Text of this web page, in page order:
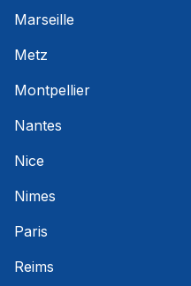
Marseille
Metz
Montpellier
Nantes
Nice
Nimes
Paris
Reims